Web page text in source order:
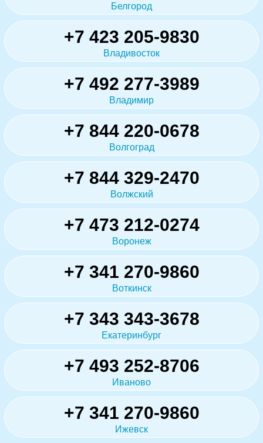
Белгород
+7 423 205-9830
Владивосток
+7 492 277-3989
Владимир
+7 844 220-0678
Волгоград
+7 844 329-2470
Волжский
+7 473 212-0274
Воронеж
+7 341 270-9860
Воткинск
+7 343 343-3678
Екатеринбург
+7 493 252-8706
Иваново
+7 341 270-9860
Ижевск